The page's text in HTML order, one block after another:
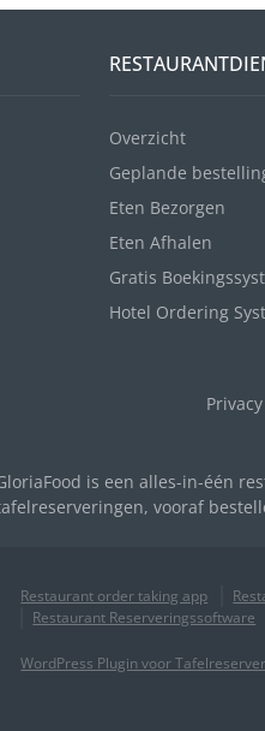
Overzicht
Geplande
Eten Bezorgen
Eten Afhalen
Gratis
Hotel Ordering
Privacy
is een alles-in-één
vooraf
Restaurant order taking app
Restaurant Reserveringssoftware
WordPress Plugin voor